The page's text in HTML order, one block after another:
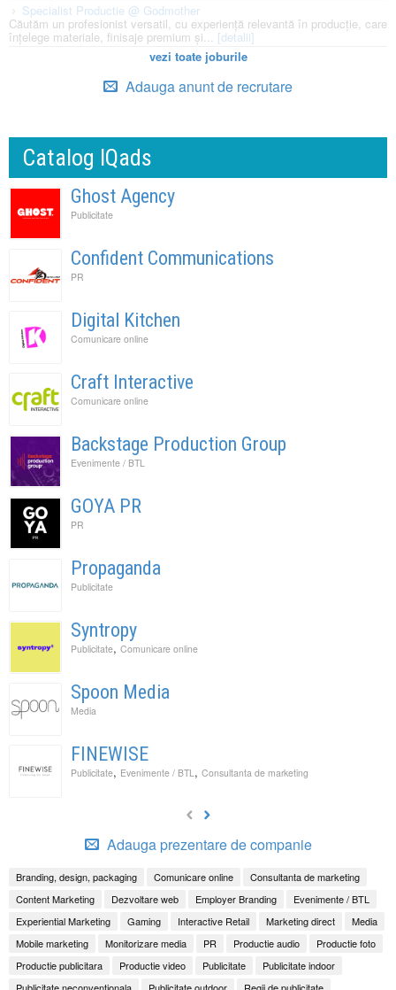
Specialist Productie @ Godmother
Căutăm un profesionist versatil, cu experiență relevantă în producție, care
înțelege materiale, finisaje premium și... [detalii]
vezi toate joburile
Adauga anunt de recrutare
Catalog IQads
Ghost Agency
Publicitate
Confident Communications
PR
Digital Kitchen
Comunicare online
Craft Interactive
Comunicare online
Backstage Production Group
Evenimente / BTL
GOYA PR
PR
Propaganda
Publicitate
Syntropy
Publicitate, Comunicare online
Spoon Media
Media
FINEWISE
Publicitate, Evenimente / BTL , Consultanta de marketing
Adauga prezentare de companie
Branding, design, packaging Comunicare online
Consultanta de marketing
Content Marketing
Dezvoltare web Employer Branding
Evenimente / BTL
Experiential Marketing
Gaming Interactive Retail Marketing direct
Media
Mobile marketing
Monitorizare media PR Productie audio
Productie foto
Productie publicitara
Productie video Publicitate
Publicitate indoor